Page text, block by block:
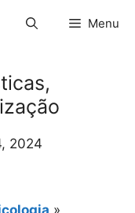
Menu
2024
»